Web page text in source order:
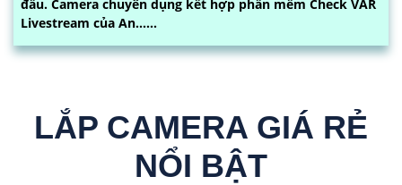
đấu. Camera chuyên dụng kết hợp phần mềm Check VAR
Livestream của An......
LẮP CAMERA GIÁ RẺ
NỔI BẬT